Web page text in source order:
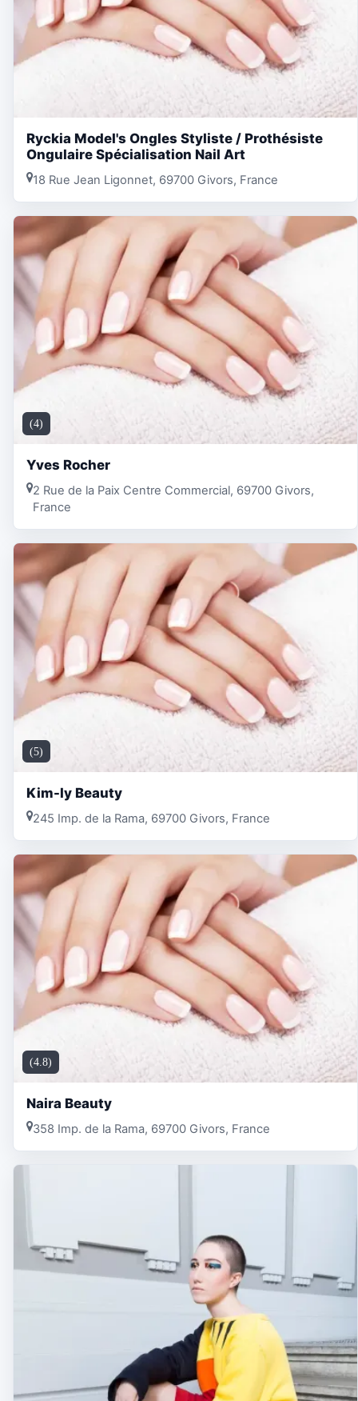
Ryckia Model's Ongles Styliste / Prothésiste
Ongulaire Spécialisation Nail Art
18 Rue Jean Ligonnet, 69700 Givors, France
(4)
Yves Rocher
2 Rue de la Paix Centre Commercial, 69700 Givors,
France
(5)
Kim-ly Beauty
245 Imp. de la Rama, 69700 Givors, France
(4.8)
Naira Beauty
358 Imp. de la Rama, 69700 Givors, France